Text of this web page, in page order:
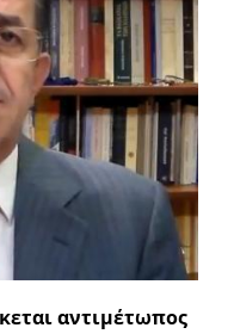
αντιμέτωπος